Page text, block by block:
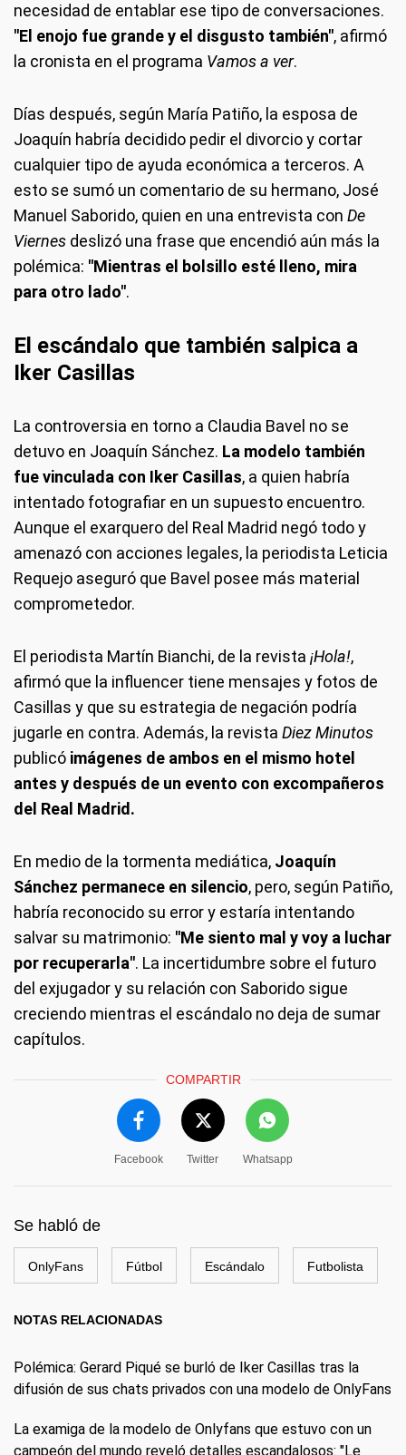
necesidad de entablar ese tipo de conversaciones.
"El enojo fue grande y el disgusto también", afirmó
la cronista en el programa Vamos a ver.
Días después, según María Patiño, la esposa de
Joaquín habría decidido pedir el divorcio y cortar
cualquier tipo de ayuda económica a terceros. A
esto se sumó un comentario de su hermano, José
Manuel Saborido, quien en una entrevista con De
Viernes deslizó una frase que encendió aún más la
polémica: "Mientras el bolsillo esté lleno, mira
para otro lado".
El escándalo que también salpica a
Iker Casillas
La controversia en torno a Claudia Bavel no se
detuvo en Joaquín Sánchez. La modelo también
fue vinculada con Iker Casillas, a quien habría
intentado fotografiar en un supuesto encuentro.
Aunque el exarquero del Real Madrid negó todo y
amenazó con acciones legales, la periodista Leticia
Requejo aseguró que Bavel posee más material
comprometedor.
El periodista Martín Bianchi, de la revista ¡Hola!,
afirmó que la influencer tiene mensajes y fotos de
Casillas y que su estrategia de negación podría
jugarle en contra. Además, la revista Diez Minutos
publicó imágenes de ambos en el mismo hotel
antes y después de un evento con excompañeros
del Real Madrid.
En medio de la tormenta mediática, Joaquín
Sánchez permanece en silencio, pero, según Patiño,
habría reconocido su error y estaría intentando
salvar su matrimonio: "Me siento mal y voy a luchar
por recuperarla". La incertidumbre sobre el futuro
del exjugador y su relación con Saborido sigue
creciendo mientras el escándalo no deja de sumar
capítulos.
COMPARTIR
Facebook Twitter Whatsapp
Se habló de
OnlyFans Fútbol Escándalo Futbolista
NOTAS RELACIONADAS
Polémica: Gerard Piqué se burló de Iker Casillas tras la
difusión de sus chats privados con una modelo de OnlyFans
La examiga de la modelo de Onlyfans que estuvo con un
campeón del mundo reveló detalles escandalosos: "Le